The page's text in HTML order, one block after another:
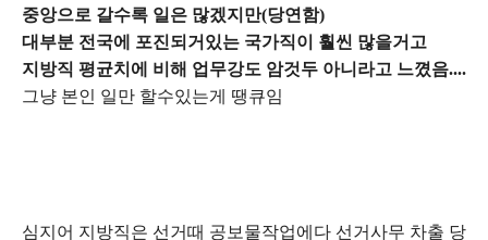
중앙으로 갈수록 일은 많겠지만(당연함)
대부분 전국에 포진되거있는 국가직이 훨씬 많을거고
지방직 평균치에 비해 업무강도 암것두 아니라고 느꼈음....
그냥 본인 일만 할수있는게 땡큐임
심지어 지방직은 선거때 공보물작업에다 선거사무 차출 당